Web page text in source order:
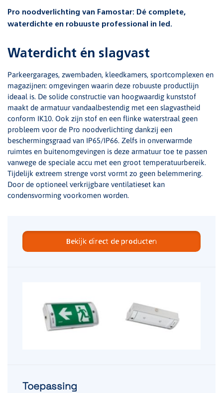
Pro noodverlichting van Famostar: Dé complete,
waterdichte en robuuste professional in led.
Waterdicht én slagvast
Parkeergarages, zwembaden, kleedkamers, sportcomplexen en
magazijnen: omgevingen waarin deze robuuste productlijn
ideaal is. De solide constructie van hoogwaardig kunststof
maakt de armatuur vandaalbestendig met een slagvastheid
conform IK10. Ook zijn stof en een flinke waterstraal geen
probleem voor de Pro noodverlichting dankzij een
beschermingsgraad van IP65/IP66. Zelfs in onverwarmde
ruimtes en buitenomgevingen is deze armatuur toe te passen
vanwege de speciale accu met een groot temperatuurbereik.
Tijdelijk extreem strenge vorst vormt zo geen belemmering.
Door de optioneel verkrijgbare ventilatieset kan
condensvorming voorkomen worden.
Bekijk direct de producten
Toepassing